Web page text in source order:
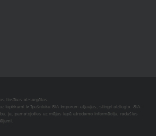
tiesības aizsargātas.
iepirkumi.lv īpašnieka SIA Imperum atļaujas, stingri aizliegta. SIA
ja, pamatojoties uz mājas lapā atrodamo informāciju, radušies